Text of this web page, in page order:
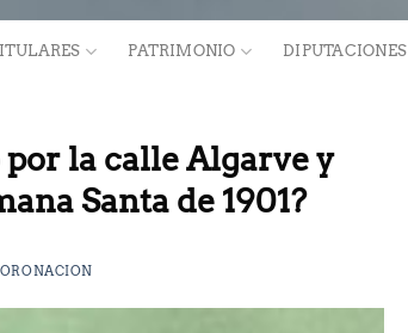
PATRIMONIO DIPUTACIONES
por la calle Algarve y
Santa de 1901?